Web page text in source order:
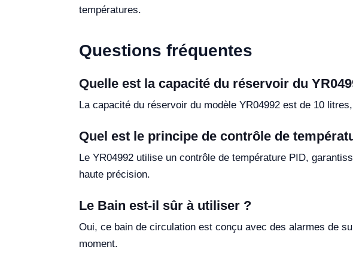
températures.
Questions fréquentes
Quelle est la capacité du réservoir du
La capacité du réservoir du modèle YR04992 est de 10
Quel est le principe de contrôle de
Le YR04992 utilise un contrôle de température PID,
haute précision.
Le Bain est-il sûr à utiliser ?
Oui, ce bain de circulation est conçu avec des alarmes de
moment.